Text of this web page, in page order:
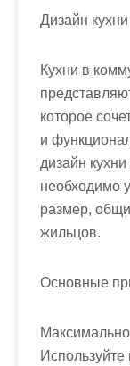
Дизайн
Кухни в
которое
и
дизайн
необходимо
размер,
жильцов.
Основные
Максимально